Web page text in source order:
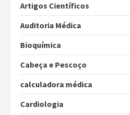
Artigos Científicos
Auditoria Médica
Bioquímica
Cabeça e Pescoço
calculadora médica
Cardiologia